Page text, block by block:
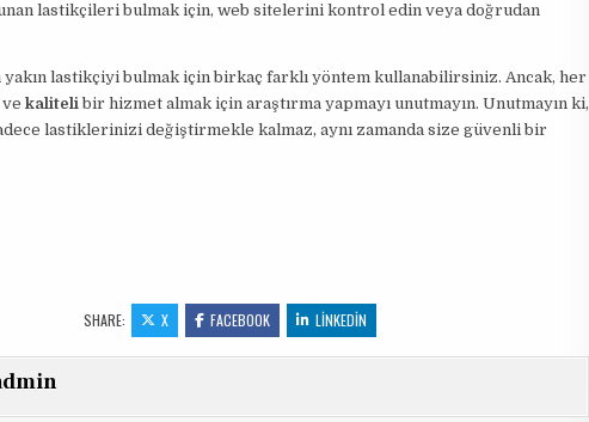
lastikçileri bulmak için, web sitelerini kontrol edin veya doğrudan
yakın lastikçiyi bulmak için birkaç farklı yöntem kullanabilirsiniz. Ancak, her
kalitelibir hizmet almak için araştırma yapmayı unutmayın. Unutmayın ki,
lastiklerinizi değiştirmekle kalmaz, aynı zamanda size güvenli bir
SHARE: X FACEBOOK LINKEDIN